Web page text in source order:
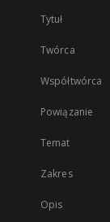
Tytuł
Twórca
Współtwórca
Powiązanie
Temat
Zakres
Opis